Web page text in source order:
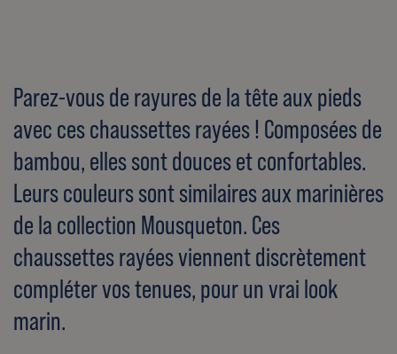
Parez-vous de rayures de la tête aux pieds
avec ces chaussettes rayées ! Composées de
bambou, elles sont douces et confortables.
Leurs couleurs sont similaires aux marinières
de la collection Mousqueton. Ces
chaussettes rayées viennent discrètement
compléter vos tenues, pour un vrai look
marin.